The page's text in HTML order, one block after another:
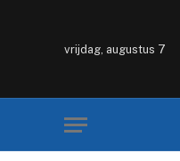
vrijdag, augustus 7